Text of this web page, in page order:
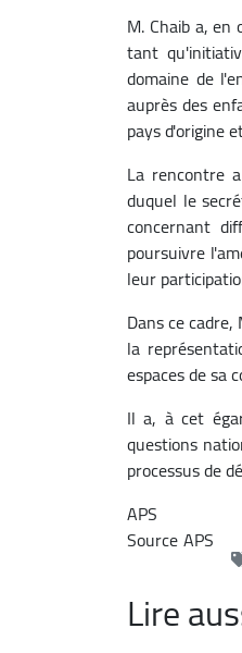
M. Chaib a,
tant
domaine de
auprès des
pays d'origine
La rencontre
duquel le
concernant
poursuivre
leur
Dans ce
la
espaces de sa
Il a, à cet
questions
processus de
APS
SourceAPS
Lire